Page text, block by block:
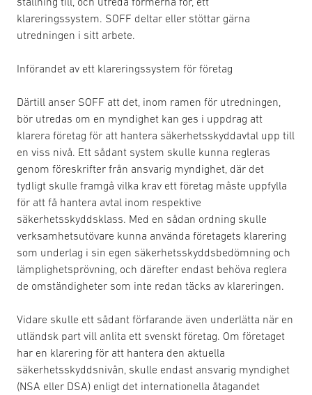
klareringssystem. SOFF deltar eller stöttar gärna
utredningen i sitt arbete.
Införandet av ett klareringssystem för företag
Därtill anser SOFF att det, inom ramen för utredningen,
bör utredas om en myndighet kan ges i uppdrag att
klarera företag för att hantera säkerhetsskyddavtal upp till
en viss nivå. Ett sådant system skulle kunna regleras
genom föreskrifter från ansvarig myndighet, där det
tydligt skulle framgå vilka krav ett företag måste uppfylla
för att få hantera avtal inom respektive
säkerhetsskyddsklass. Med en sådan ordning skulle
verksamhetsutövare kunna använda företagets klarering
som underlag i sin egen säkerhetsskyddsbedömning och
lämplighetsprövning, och därefter endast behöva reglera
de omständigheter som inte redan täcks av klareringen.
Vidare skulle ett sådant förfarande även underlätta när en
utländsk part vill anlita ett svenskt företag. Om företaget
har en klarering för att hantera den aktuella
säkerhetsskyddsnivån, skulle endast ansvarig myndighet
(NSA eller DSA) enligt det internationella åtagandet